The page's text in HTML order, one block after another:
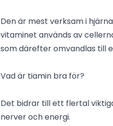
Den är mest verksam i
vitaminet används av
som därefter omvandlas till
Vad är tiamin bra för?
Det bidrar till ett flertal
nerver och energi.